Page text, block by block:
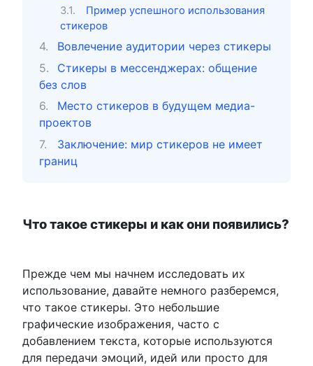
Пример успешного использования
стикеров
Вовлечение аудитории через стикеры
Стикеры в мессенджерах: общение
без слов
Место стикеров в будущем медиа-
проектов
Заключение: мир стикеров не имеет
границ
Что такое стикеры и как они появились?
Прежде чем мы начнем исследовать их
использование, давайте немного разберемся,
что такое стикеры. Это небольшие
графические изображения, часто с
добавлением текста, которые используются
для передачи эмоций, идей или просто для